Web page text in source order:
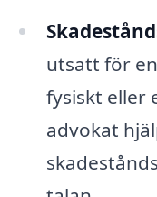
utsatt för
fysiskt eller
advokat